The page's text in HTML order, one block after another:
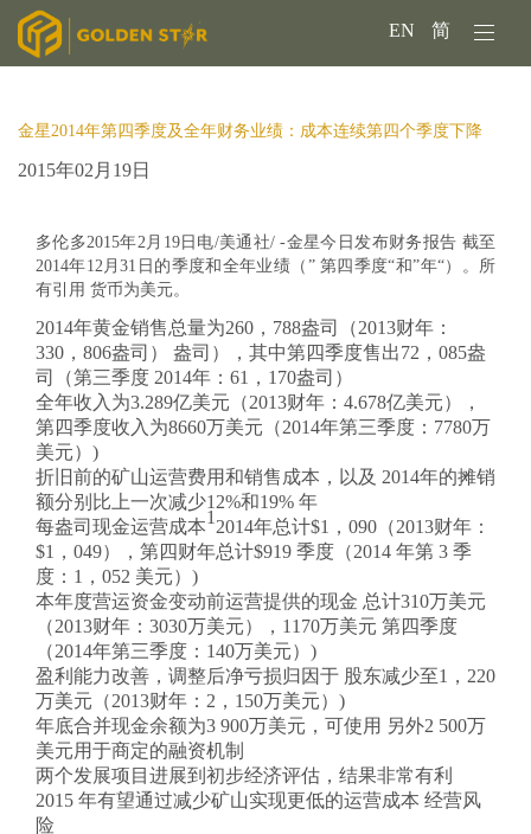
EN 简
金星2014年第四季度及全年财务业绩：成本连续第四个季度下降
2015年02月19日
多伦多2015年2月19日电/美通社/ -金星今日发布财务报告 截至
2014年12月31日的季度和全年业绩（” 第四季度“和”年“）。所
有引用 货币为美元。
2014年黄金销售总量为260，788盎司（2013财年：
330，806盎司） 盎司），其中第四季度售出72，085盎
司（第三季度 2014年：61，170盎司）
全年收入为3.289亿美元（2013财年：4.678亿美元），
第四季度收入为8660万美元（2014年第三季度：7780万
美元）)
折旧前的矿山运营费用和销售成本，以及 2014年的摊销
额分别比上一次减少12%和19% 年
每盎司现金运营成本1 2014年总计$1，090（2013财年：
$1，049），第四财年总计$919 季度（2014 年第 3 季
度：1，052 美元） )
本年度营运资金变动前运营提供的现金 总计310万美元
（2013财年：3030万美元），1170万美元 第四季度
（2014年第三季度：140万美元）)
盈利能力改善，调整后净亏损归因于 股东减少至1，220
万美元（2013财年：2，150万美元）)
年底合并现金余额为3 900万美元，可使用 另外2 500万
美元用于商定的融资机制
两个发展项目进展到初步经济评估，结果非常有利
2015 年有望通过减少矿山实现更低的运营成本 经营风
险